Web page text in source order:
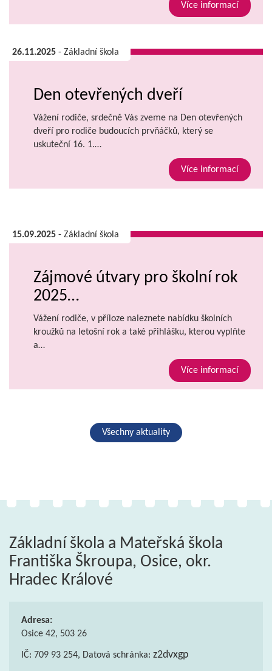
Více informací
26.11.2025 - Základní škola
Den otevřených dveří
Vážení rodiče, srdečně Vás zveme na Den otevřených
dveří pro rodiče budoucích prvňáčků, který se
uskuteční 16. 1.…
Více informací
15.09.2025 - Základní škola
Zájmové útvary pro školní rok
2025…
Vážení rodiče, v příloze naleznete nabídku školních
kroužků na letošní rok a také přihlášku, kterou vyplňte
a…
Více informací
Všechny aktuality
Základní škola a Mateřská škola
Františka Škroupa, Osice, okr.
Hradec Králové
Adresa:
Osice 42, 503 26
IČ: 709 93 254, Datová schránka: z2dvxgp